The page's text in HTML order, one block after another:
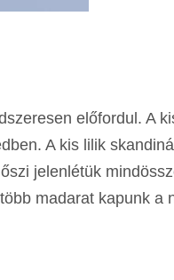
előfordul. A
A kis lilik
jelenlétük
madarat kapunk a